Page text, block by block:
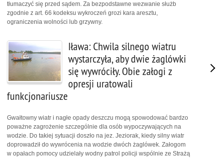
tłumaczyć się przed sądem. Za bezpodstawne wezwanie służb
zgodnie z art. 66 kodeksu wykroczeń grozi kara aresztu,
ograniczenia wolności lub grzywny.
Iława: Chwila silnego wiatru
wystarczyła, aby dwie żaglówki
się wywróciły. Obie załogi z
opresji uratowali
funkcjonariusze
Gwałtowny wiatr i nagłe opady deszczu mogą spowodować bardzo
poważne zagrożenie szczególnie dla osób wypoczywających na
wodzie. Do takiej sytuacji doszło na jez. Jeziorak, kiedy silny wiatr
doprowadził do wywrócenia na wodzie dwóch żaglówek. Załogom
w opałach pomocy udzielały wodny patrol policji wspólnie ze Strażą